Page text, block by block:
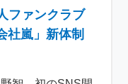
ファンクラブ
嵐」新体制